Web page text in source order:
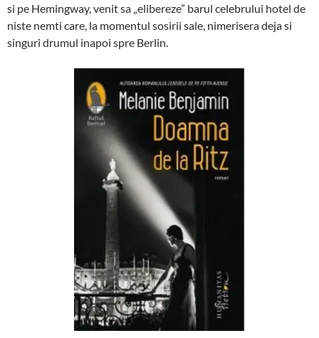
si pe Hemingway, venit sa „elibereze” barul celebrului hotel de
niste nemti care, la momentul sosirii sale, nimerisera deja si
singuri drumul inapoi spre Berlin.